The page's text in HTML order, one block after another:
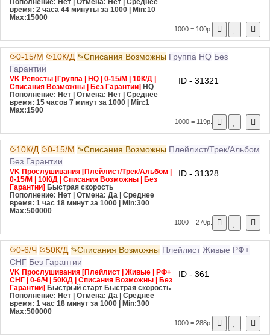
Пополнение: Нет | Отмена: Нет | Среднее
время: 2 часа 44 минуты за 1000
| Min:10
Max:15000
1000 = 100р.
0-15/М 10К/Д Списания Возможны Группа HQ Без
Гарантии
VK Репосты [Группа | HQ | 0-15/М | 10К/Д |
Списания Возможны | Без Гарантии] HQ
Пополнение: Нет | Отмена: Нет | Среднее
время: 15 часов 7 минут за 1000
| Min:1
Max:1500
ID - 31321
1000 = 119р.
10К/Д 0-15/М Списания Возможны Плейлист/Трек/Альбом
Без Гарантии
VK Прослушивания [Плейлист/Трек/Альбом |
0-15/М | 10К/Д | Списания Возможны | Без
Гарантии] Быстрая скорость
Пополнение: Нет | Отмена: Да | Среднее
время: 1 час 18 минут за 1000
| Min:300
Max:500000
ID - 31328
1000 = 270р.
0-6/Ч 50К/Д Списания Возможны Плейлист Живые РФ+
СНГ Без Гарантии
VK Прослушивания [Плейлист | Живые | РФ+
СНГ | 0-6/Ч | 50К/Д | Списания Возможны | Без
Гарантии] Быстрый старт Быстрая скорость
Пополнение: Нет | Отмена: Да | Среднее
время: 1 час 18 минут за 1000
| Min:300
Max:500000
ID - 361
1000 = 288р.